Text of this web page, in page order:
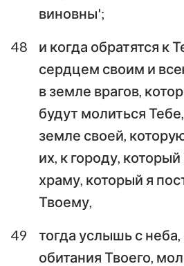
виновны';
48
и когда обратятся к
сердцем своим и
в земле врагов,
будут молиться
земле своей,
их, к городу,
храму, который я
Твоему,
49
тогда услышь с неба,
обитания Твоего,